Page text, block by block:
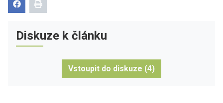
Diskuze k článku
Vstoupit do diskuze (4)